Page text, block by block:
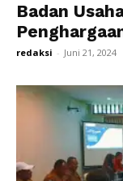
Badan
redaksi - Juni 21, 2024